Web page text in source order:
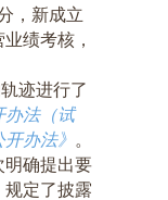
，新成立
绩考核，
迹进行了
办法（试
办法》 。
明确提出要
定了披露